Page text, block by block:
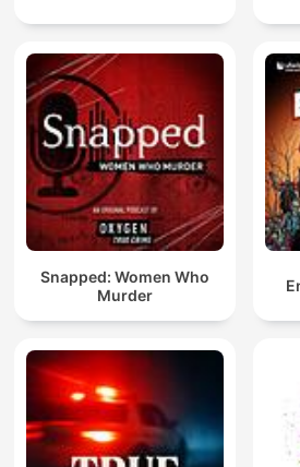
Snapped: Women Who
Murder